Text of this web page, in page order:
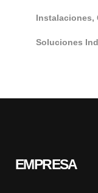
Instalaciones,
Soluciones
EMPRESA